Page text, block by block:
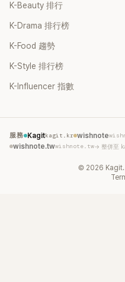
K-Beauty 排行
K-Drama 排行榜
K-Food 趨勢
K-Style 排行榜
K-Influencer 指數
服務 Kagitkagit.kr wishnote
wishnote.twwishnote.tw→ 整併至
© 2026